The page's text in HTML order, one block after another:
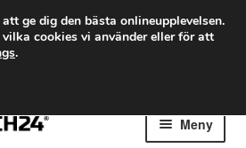
från 75 kr
frakt
924 713
Meny
ge dig den bästa onlineupplevelsen.
cookies vi använder eller för att
.